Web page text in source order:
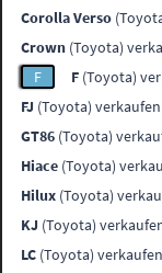
Corolla Verso
Crown (Toyota)
F
F (Toyota)
FJ (Toyota) verkaufen
GT86 (Toyota)
Hiace (Toyota)
Hilux (Toyota)
KJ (Toyota)
LC (Toyota) verkaufen